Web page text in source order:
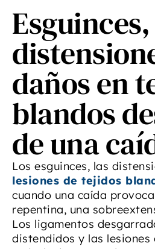
Esguinces,
daños en
blandos
de una
Los esguinces, las
lesiones de tejidos
cuando una caída
repentina, una
Los ligamentos
distendidos y las lesiones